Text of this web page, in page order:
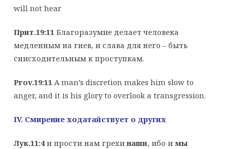
will not hear
Прит.19:11Благоразумие делает человека
медленным на гнев, и слава для него – быть
снисходительным к проступкам.
Prov.19:11A man’s discretion makes him slow to
anger, and it is his glory to overlook a transgression.
IV. Смирение ходатайствует о других
Лук.11:4и прости нам грехинаши, ибо и мы